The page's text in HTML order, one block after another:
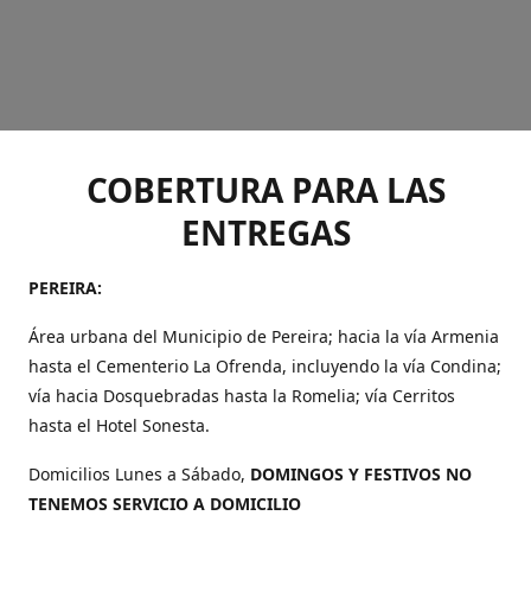
COBERTURA PARA LAS
ENTREGAS
PEREIRA:
Área urbana del Municipio de Pereira; hacia la vía Armenia
hasta el Cementerio La Ofrenda, incluyendo la vía Condina;
vía hacia Dosquebradas hasta la Romelia; vía Cerritos
hasta el Hotel Sonesta.
Domicilios Lunes a Sábado, DOMINGOS Y FESTIVOS NO
TENEMOS SERVICIO A DOMICILIO